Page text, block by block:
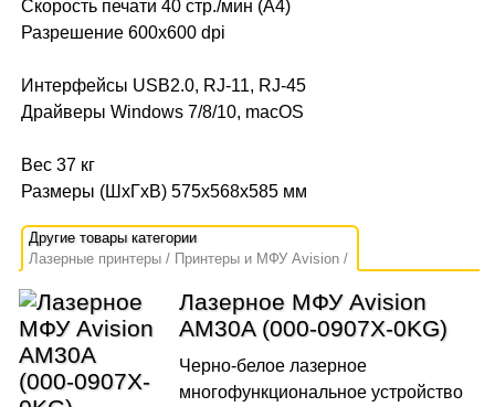
Скорость печати 40 стр./мин (А4)
Разрешение 600x600 dpi
Интерфейсы USB2.0, RJ-11, RJ-45
Драйверы Windows 7/8/10, macOS
Вес 37 кг
Размеры (ШхГхВ) 575x568x585 мм
Лазерные принтеры Принтеры и МФУ Avision
Лазерное МФУ Avision
AM30A (000-0907X-0KG)
Черно-белое лазерное
многофункциональное устройство